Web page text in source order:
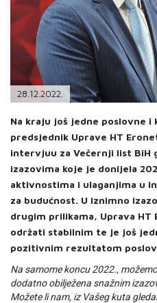
E-RAČUN
PODRŠKA
TELEFONSKI IMENIK
28.12.2022.
Na kraju još jedne poslovne i
predsjednik Uprave HT
intervjuu za Večernji list BiH
izazovima koje je donijela
aktivnostima i ulaganjima u
za budućnost. U iznimno
drugim prilikama, Uprava HT
održati stabilnim te je još
pozitivnim rezultatom
Na samome koncu 2022.,
dodatno obilježena snažnim
Možete li nam, iz Vašeg kuta